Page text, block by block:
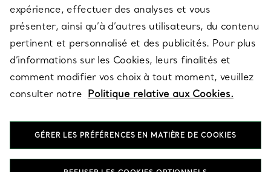
QUESTIONS LÉGALES
SUIVEZ-NOUS
expérience, effectuer des analyses et vous
présenter, ainsi qu’à d’autres utilisateurs, du contenu
pertinent et personnalisé et des publicités. Pour plus
d’informations sur les Cookies, leurs finalités et
comment modifier vos choix à tout moment, veuillez
consulter notre Politique relative aux Cookies.
GÉRER LES PRÉFÉRENCES EN MATIÈRE DE COOKIES